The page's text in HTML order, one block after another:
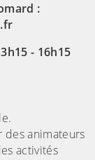
:
- 16h15
des animateurs
activités